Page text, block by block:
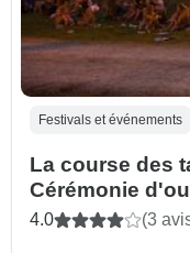
Festivals et événements
La course des
Cérémonie
4.0 (3